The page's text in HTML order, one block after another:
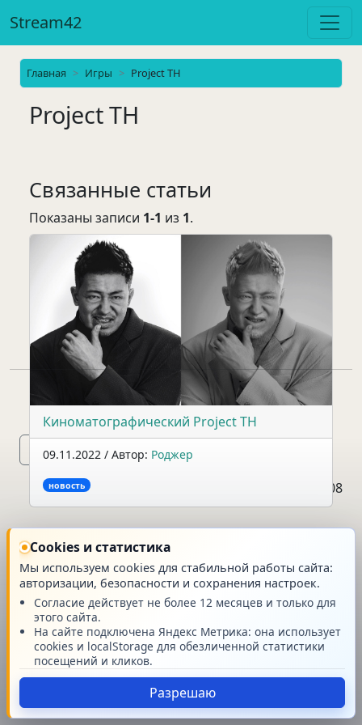
Stream42
Главная Игры Project TH
Project TH
Связанные статьи
Показаны записи 1-1 из 1.
Киноматографический Project TH
09.11.2022 / Автор: Роджер
новость
На странице:
Главная
© Stream42 v.2026.08
Cookies и статистика
Мы используем cookies для стабильной работы сайта:
авторизации, безопасности и сохранения настроек.
Согласие действует не более 12 месяцев и только для
этого сайта.
На сайте подключена Яндекс Метрика: она использует
cookies и localStorage для обезличенной статистики
посещений и кликов.
Разрешаю